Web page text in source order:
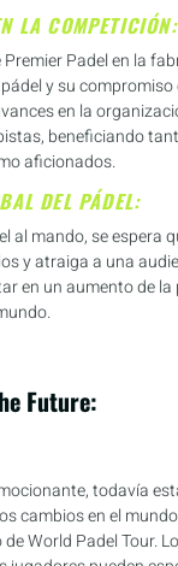
LA COMPETICIÓN:
Premier Padel en la
y su compromiso
en la
beneficiando
aficionados.
DEL PÁDEL:
al mando, se espera
y atraiga a una
en un aumento de
Future:
todavía
cambios en el
World Padel Tour.